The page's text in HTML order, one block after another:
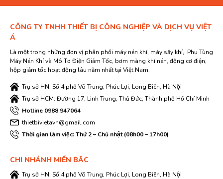
CÔNG TY TNHH THIẾT BỊ CÔNG NGHIỆP VÀ DỊCH VỤ VIỆT
Á
Là một trong những đơn vị phân phối máy nén khí, máy sấy khí, Phụ Tùng
Máy Nén Khí và Mô Tơ Điện Giảm Tốc, bơm màng khí nén, động cơ điện,
hộp giảm tốc hoạt động lâu năm nhất tại Việt Nam.
Trụ sở HN: Số 4 phố Võ Trung, Phúc Lợi, Long Biên, Hà Nội
Trụ sở HCM: Đường 17, Linh Trung, Thủ Đức, Thành phố Hồ Chí Minh
Hotline 0988 947064
thietbivietavn@gmail.com
Thời gian làm việc: Thứ 2 – Chủ nhật (08h00 – 17h00)
CHI NHÁNH MIỀN BĂC
Trụ sở HN: Số 4 phố Võ Trung, Phúc Lợi, Long Biên, Hà Nội